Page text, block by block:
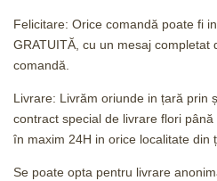
Felicitare: Orice comandă poate fi
GRATUITĂ, cu un mesaj completat
comandă.
Livrare: Livrăm oriunde in țară prin
contract special de livrare flori
în maxim 24H in orice localitate din
Se poate opta pentru livrare